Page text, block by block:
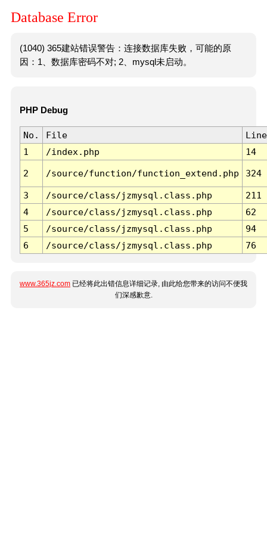
Database Error
(1040) 365建站错误警告：连接数据库失败，可能的原
因：1、数据库密码不对; 2、mysql未启动。
PHP Debug
No. File
Line
1
/index.php 14
2 /source/function/function_extend.php 324
3 /source/class/jzmysql.class.php
211
4
/source/class/jzmysql.class.php
62
5
/source/class/jzmysql.class.php
94
6
/source/class/jzmysql.class.php 76
www.365jz.com 已经将此出错信息详细记录, 由此给您带来的访问不便我
们深感歉意.